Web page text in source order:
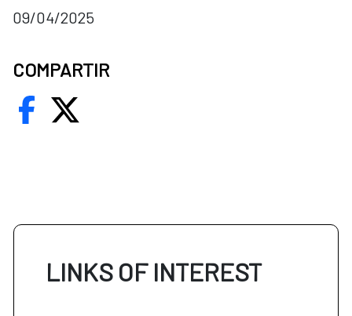
09/04/2025
COMPARTIR
LINKS OF INTEREST